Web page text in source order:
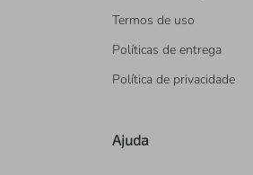
Termos de uso
Políticas de entrega
Política de privacidade
Ajuda